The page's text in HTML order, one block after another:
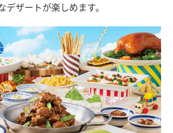
デザートが楽しめます。